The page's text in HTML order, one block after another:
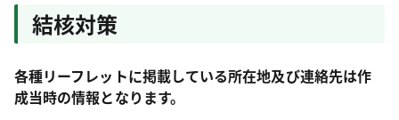
結核対策
各種リーフレットに掲載している所在地及び連絡先は作
成当時の情報となります。